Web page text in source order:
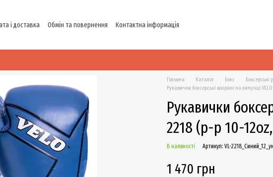
і доставка Обмін та повернення
Контактна інформація
Головна Каталог Бокс
Боксерські
Рукавички боксерські шкіряні на липучці
Рукавички
2218 (р-р 10-
В наявності Артикул: VL-
1 470 грн